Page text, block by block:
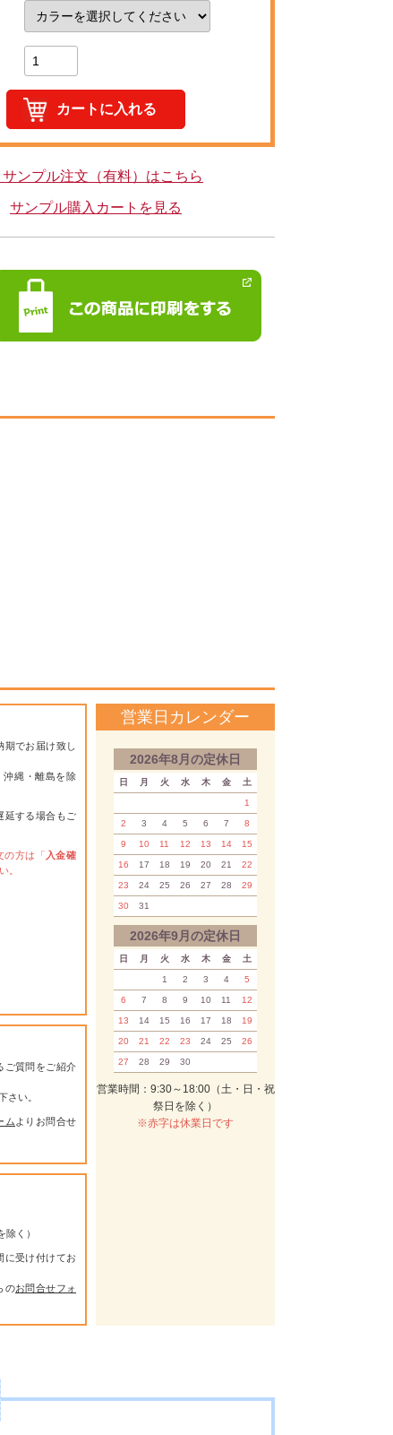
ンプル注文（有料）はこちら
サンプル購入カートを見る
期でお届け致し
沖縄・離島を除
延する場合もご
の方は「 入金確
。
ご質問をご紹介
さい。
ム よりお問合せ
く）
に受け付けてお
のお問合せフォ
営業日カレンダー
2026年8月の定休日
日 月 火 水 木 金 土
1
2 3 4 5 6 7 8
9 10 11 12 13 14 15
16 17 18 19 20 21 22
23 24 25 26 27 28 29
30 31
2026年9月の定休日
日 月 火 水 木 金 土
1 2 3 4 5
6 7 8 9 10 11 12
13 14 15 16 17 18 19
20 21 22 23 24 25 26
27 28 29 30
営業時間：9:30～18:00（土・日・祝
祭日を除く）
※赤字は休業日です